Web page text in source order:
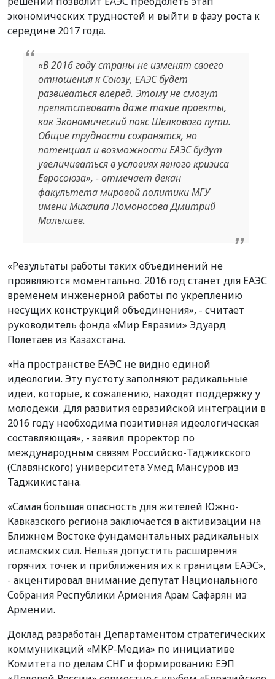
экономических трудностей и выйти в фазу роста к
середине 2017 года.
«В 2016 году страны не изменят своего
отношения к Союзу, ЕАЭС будет
развиваться вперед. Этому не смогут
препятствовать даже такие проекты,
как Экономический пояс Шелкового пути.
Общие трудности сохранятся, но
потенциал и возможности ЕАЭС будут
увеличиваться в условиях явного кризиса
Евросоюза», - отмечает декан
факультета мировой политики МГУ
имени Михаила Ломоносова Дмитрий
Малышев.
«Результаты работы таких объединений не
проявляются моментально. 2016 год станет для ЕАЭС
временем инженерной работы по укреплению
несущих конструкций объединения», - считает
руководитель фонда «Мир Евразии» Эдуард
Полетаев из Казахстана.
«На пространстве ЕАЭС не видно единой
идеологии. Эту пустоту заполняют радикальные
идеи, которые, к сожалению, находят поддержку у
молодежи. Для развития евразийской интеграции в
2016 году необходима позитивная идеологическая
составляющая», - заявил проректор по
международным связям Российско-Таджикского
(Славянского) университета Умед Мансуров из
Таджикистана.
«Самая большая опасность для жителей Южно-
Кавказского региона заключается в активизации на
Ближнем Востоке фундаментальных радикальных
исламских сил. Нельзя допустить расширения
горячих точек и приближения их к границам ЕАЭС»,
- акцентировал внимание депутат Национального
Собрания Республики Армения Арам Сафарян из
Армении.
Доклад разработан Департаментом стратегических
коммуникаций «МКР-Медиа» по инициативе
Комитета по делам СНГ и формированию ЕЭП